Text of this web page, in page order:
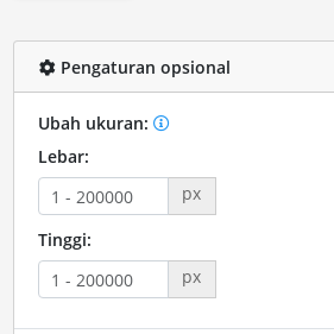
Pengaturan opsional
Ubah ukuran:
Lebar:
px
Tinggi:
px